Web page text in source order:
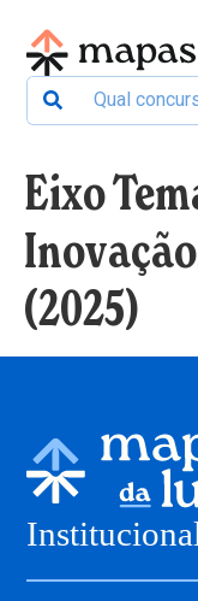
Eixo
(2025)